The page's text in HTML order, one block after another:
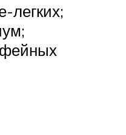
легких;